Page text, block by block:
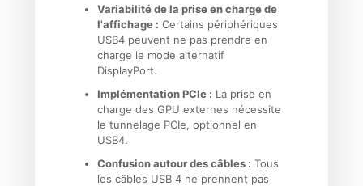
Variabilité de la prise en charge de
l'affichage : Certains périphériques
USB4 peuvent ne pas prendre en
charge le mode alternatif
DisplayPort.
Implémentation PCIe : La prise en
charge des GPU externes nécessite
le tunnelage PCIe, optionnel en
USB4.
Confusion autour des câbles : Tous
les câbles USB 4 ne prennent pas